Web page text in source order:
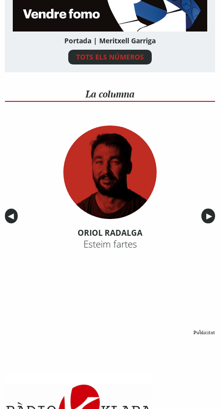
Portada | Meritxell Garriga
TOTS ELS NÚMEROS
La columna
Anterior
◀︎ ▶︎
ORIOL RADALGA
Esteim fartes
Publicitat